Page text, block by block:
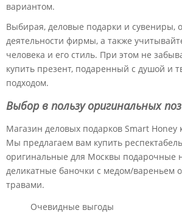
вариантом.
Выбирая, деловые подарки и сувениры,
деятельности фирмы, а также
человека и его стиль. При этом не
купить презент, подаренный с душой и
подходом.
Выбор в пользуоригинальных
Магазин деловых подарков Smart Honey
Мы предлагаем вам купить
оригинальные для Москвы подарочные
деликатные баночки с медом/вареньем
травами.
Очевидные выгоды